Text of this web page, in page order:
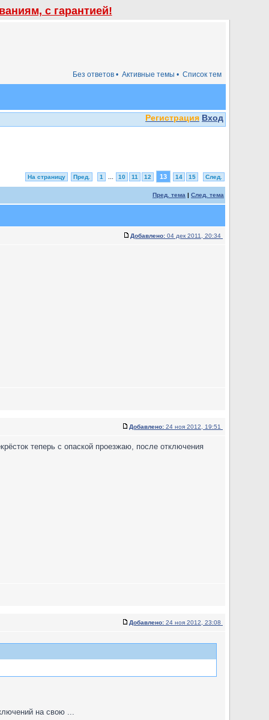
с гарантией!
Список тем
Активные темы •
Без ответов •
Регистрация Вход
На страницу Пред. 1 10 11 12 13 14 15 След.
Пред. тема | След. тема
Добавлено: 04 дек 2011, 20:34
Добавлено: 24 ноя 2012, 19:51
теперь с опаской проезжаю, после отключения
Добавлено: 24 ноя 2012, 23:08
на свою ...